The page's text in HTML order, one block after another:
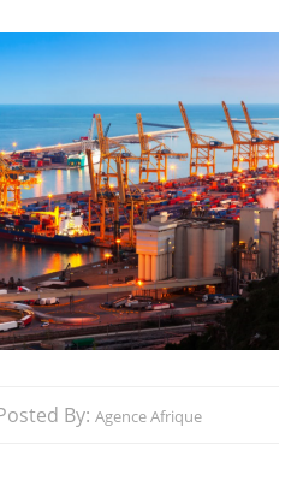
By: Agence Afrique